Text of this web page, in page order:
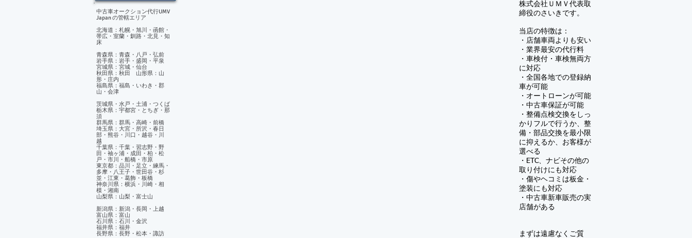
中古車オークション代行UMV
Japan の管轄エリア
北海道：札幌・旭川・函館・
帯広・室蘭・釧路・北見・知
床
青森県：青森・八戸・弘前
岩手県：岩手・盛岡・平泉
宮城県：宮城・仙台
秋田県：秋田 山形県：山
形・庄内
福島県：福島・いわき・郡
山・会津
茨城県・水戸・土浦・つくば
栃木県：宇都宮・とちぎ・那
須
群馬県：群馬・高崎・前橋
埼玉県：大宮・所沢・春日
部・熊谷・川口・越谷・川
越
千葉県：千葉・習志野・野
田・袖ヶ浦・成田・柏・松
戸・市川・船橋・市原
東京都：品川・足立・練馬・
多摩・八王子・世田谷・杉
並・江東・葛飾・板橋
神奈川県：横浜・川崎・相
模・湘南
山梨県：山梨・富士山
新潟県：新潟・長岡・上越
富山県：富山
石川県：石川・金沢
福井県：福井
長野県：長野・松本・諏訪
株式会社ＵＭＶ 代表取
締役のさいきです。
当店の特徴は：
・店舗車両よりも安い
・業界最安の代行料
・車検付・車検無両方
に対応
・全国各地での登録納
車が可能
・オートローンが可能
・中古車保証が可能
​・ 整備点検交換をしっ
かりフルで行うか、整
備・部品交換を最小限
に抑えるか、お客様が
選べる
・ETC、ナビその他の
取り付けにも対応
・傷やヘコミは板金・
塗装にも対応
​・中古車新車販売の実
店舗がある
まずは遠慮なくご質